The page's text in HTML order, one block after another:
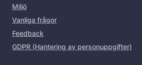
Miljö
Vanliga frågor
Feedback
GDPR (Hantering av personuppgifter)